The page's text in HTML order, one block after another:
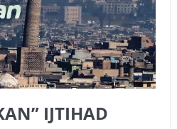
ZAKAT UANG?
HALAL JIKA SEBAB
SYAR’I
IJTIHAD